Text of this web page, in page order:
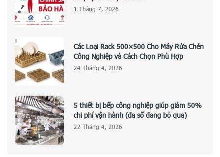
1 Tháng 7, 2026
Các Loại Rack 500×500 Cho Máy Rửa Chén
Công Nghiệp và Cách Chọn Phù Hợp
24 Tháng 4, 2026
5 thiết bị bếp công nghiệp giúp giảm 50%
chi phí vận hành (đa số đang bỏ qua)
22 Tháng 4, 2026